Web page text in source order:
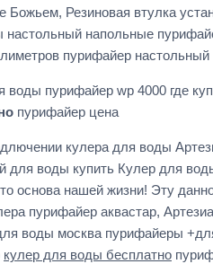
Резиновая втулка
напольные
пурифайер настольный
воды пурифайер wp 4000 где
пурифайер цена
кулера для воды
для воды купить Кулер для
основа нашей жизни! Эту
пурифайер аквастар,
воды москва пурифайеры
кулер для воды бесплатно